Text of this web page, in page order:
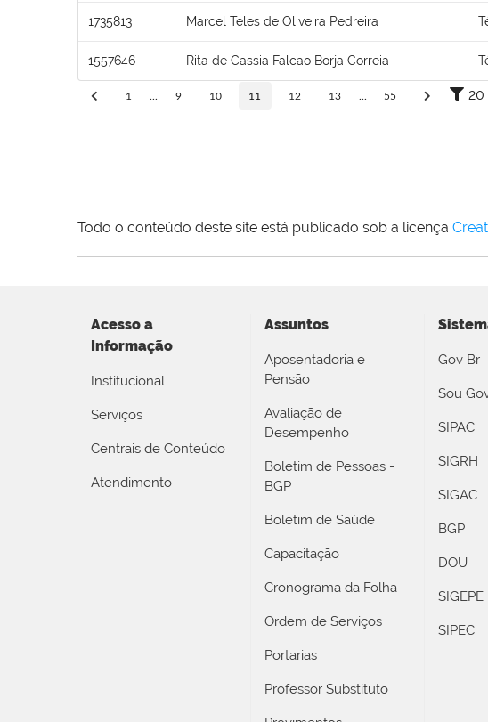
1735813 Marcel Teles de Oliveira Pedreira
1557646 Rita de Cassia Falcao Borja Correia
1 9 10 11 12 13 55 20
Todo o conteúdo deste site está publicado sob a licença
Acesso a
Informação
Institucional
Serviços
Centrais de Conteúdo
Atendimento
Assuntos
Aposentadoria e
Pensão
Avaliação de
Desempenho
Boletim de Pessoas -
BGP
Boletim de Saúde
Capacitação
Cronograma da Folha
Ordem de Serviços
Portarias
Professor Substituto
Gov Br
Sou
SIPAC
SIGRH
SIGAC
BGP
DOU
SIGEPE
SIPEC